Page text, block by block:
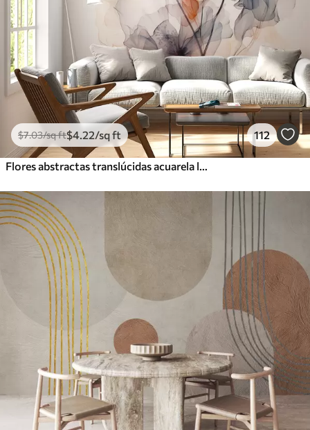
$7.03/sq ft$4 .22/sq ft 112